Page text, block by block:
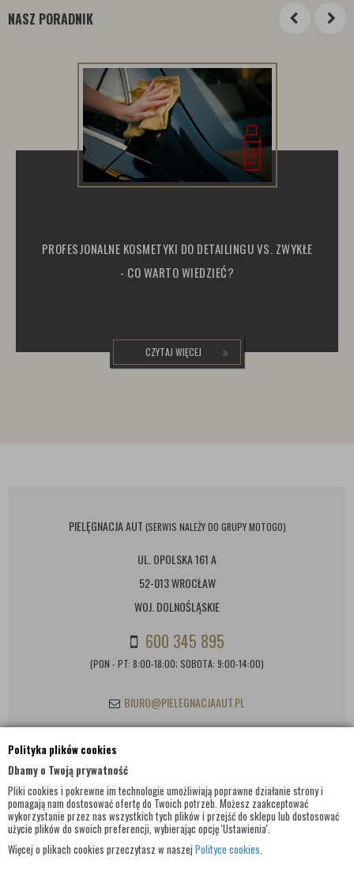
Polityka plików cookies
Dbamy o Twoją prywatność
Pliki cookies i pokrewne im technologie umożliwiają poprawne działanie strony i
pomagają nam dostosować ofertę do Twoich potrzeb. Możesz zaakceptować
wykorzystanie przez nas wszystkich tych plików i przejść do sklepu lub dostosować
użycie plików do swoich preferencji, wybierając opcję 'Ustawienia'.
Więcej o plikach cookies przeczytasz w naszej Polityce cookies.
NASZ PORADNIK
PROFESJONALNE KOSMETYKI DO DETAILINGU VS. ZWYKŁE
- CO WARTO WIEDZIEĆ?
CZYTAJ WIĘCEJ
PIELĘGNACJA AUT (SERWIS NALEŻY DO GRUPY MOTOGO)
UL. OPOLSKA 161 A
52-013 WROCŁAW
WOJ. DOLNOŚLĄSKIE
600 345 895
(PON - PT: 8:00-18:00; SOBOTA: 9:00-14:00)
BIURO@PIELEGNACJAAUT.PL
INFORMACJE KONTAKTOWE